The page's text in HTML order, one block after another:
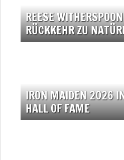
REESE
RÜCKKEHR ZU
IRON MAIDEN 2026
HALL OF FAME